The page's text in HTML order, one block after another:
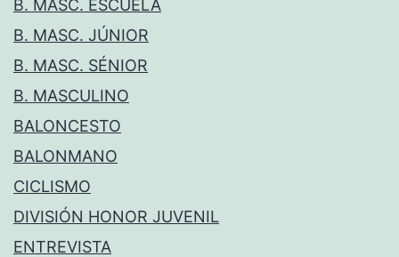
B. MASC. ESCUELA
B. MASC. JÚNIOR
B. MASC. SÉNIOR
B. MASCULINO
BALONCESTO
BALONMANO
CICLISMO
DIVISIÓN HONOR JUVENIL
ENTREVISTA